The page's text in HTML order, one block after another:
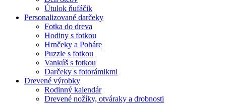
Útulok ňufáčik
Personalizované darčeky
Fotka do dreva
Hodiny s fotkou
Hrnčeky a Poháre
Puzzle s fotkou
Vankúš s fotkou
Darčeky s fotorámikmi
Drevené výrobky
Rodinný kalendár
Drevené nožíky, otváraky a drobnosti